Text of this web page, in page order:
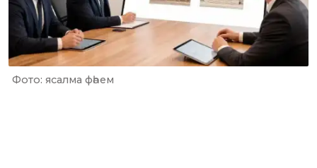
Фото: ясалма фәһем